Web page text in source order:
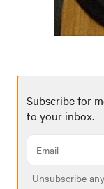
Subscribe for
to your inbox.
Unsubscribe